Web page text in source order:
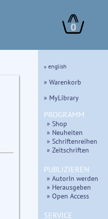
0
» english
» Warenkorb
» MyLibrary
PROGRAMM
» Shop
» Neuheiten
» Schriftenreihen
» Zeitschriften
PUBLIZIEREN
» AutorIn werden
» Herausgeben
» Open Access
SERVICE